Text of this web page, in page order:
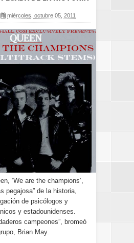
miércoles, octubre 05, 2011
‘We are the champions’,
pegajosa” de la historia,
de psicólogos y
y estadounidenses.
campeones”, bromeó
Brian May.